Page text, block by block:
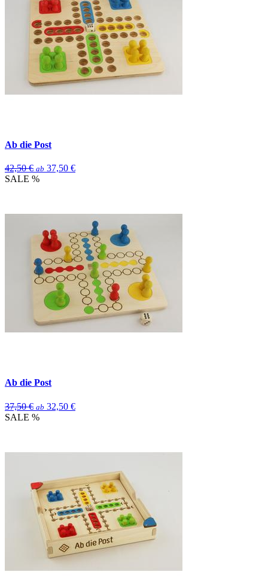
Ab die Post
42,50 € ab 37,50 €
SALE %
Ab die Post
37,50 € ab 32,50 €
SALE %